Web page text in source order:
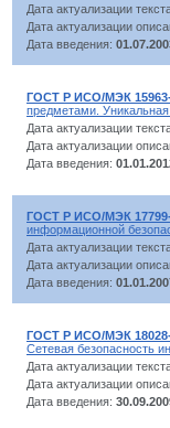
Дата актуализации
Дата актуализации
Дата введения:
ГОСТ Р ИСО/МЭК 15963-
предметами.
Дата актуализации
Дата актуализации
Дата введения:
ГОСТ Р ИСО/МЭК
информационной
Дата актуализации
Дата актуализации
Дата введения:
ГОСТ Р ИСО/МЭК 18028-
Сетевая безопасность
Дата актуализации
Дата актуализации
Дата введения: